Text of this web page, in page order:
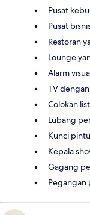
Pusat
Pusat
Restoran
Lounge
Alarm
TV
Colokan
Lubang
Kunci
Kepala
Gagang
Pegangan